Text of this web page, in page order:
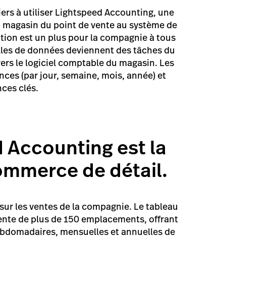
à utiliser Lightspeed Accounting, une
du point de vente au système de
est un plus pour la compagnie à tous
de données deviennent des tâches du
le logiciel comptable du magasin. Les
(par jour, semaine, mois, année) et
clés.
Accounting est la
de détail.
les ventes de la compagnie. Le tableau
de plus de 150 emplacements, offrant
mensuelles et annuelles de